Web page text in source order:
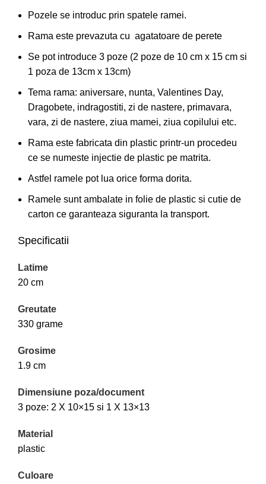
Pozele se introduc prin spatele ramei.
Rama este prevazuta cu agatatoare de perete
Se pot introduce 3 poze (2 poze de 10 cm x 15 cm si
1 poza de 13cm x 13cm)
Tema rama: aniversare, nunta, Valentines Day,
Dragobete, indragostiti, zi de nastere, primavara,
vara, zi de nastere, ziua mamei, ziua copilului etc.
Rama este fabricata din plastic printr-un procedeu
ce se numeste injectie de plastic pe matrita.
Astfel ramele pot lua orice forma dorita.
Ramele sunt ambalate in folie de plastic si cutie de
carton ce garanteaza siguranta la transport.
Specificatii
Latime
20 cm
Greutate
330 grame
Grosime
1.9 cm
Dimensiune poza/document
3 poze: 2 X 10×15 si 1 X 13×13
Material
plastic
Culoare